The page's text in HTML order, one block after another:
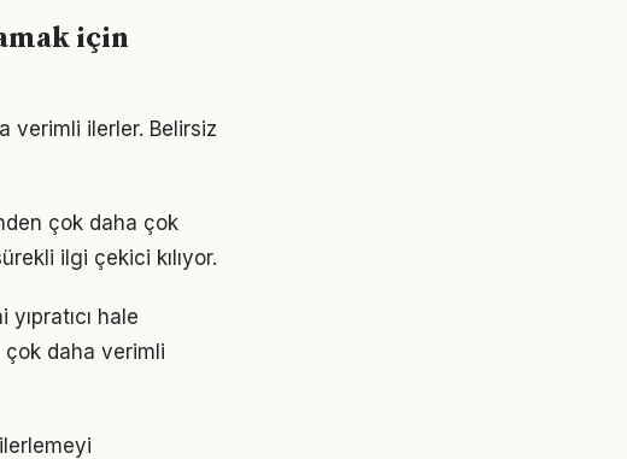
için
verimli ilerler. Belirsiz
çok daha çok
ilgi çekici kılıyor.
hale
daha verimli